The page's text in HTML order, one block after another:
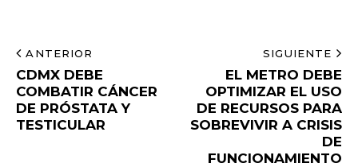
ANTERIOR
CDMX DEBE
COMBATIR CÁNCER
DE PRÓSTATA Y
TESTICULAR
SIGUIENTE
EL METRO DEBE
OPTIMIZAR EL USO
DE RECURSOS PARA
SOBREVIVIR A CRISIS
DE
FUNCIONAMIENTO